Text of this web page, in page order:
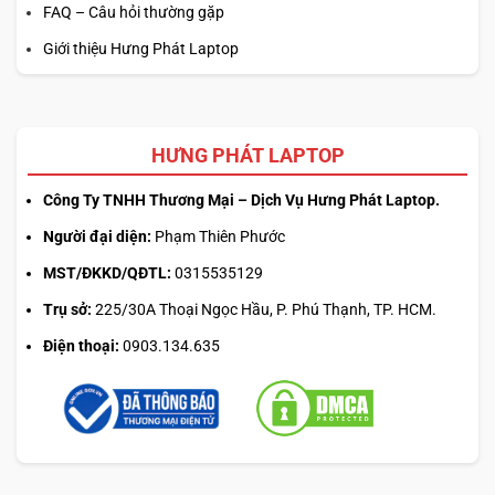
đa dạng, giúp người dùng dễ dàng kết nối với các thiết bị
Cổng kết nối đa dạng:
FAQ – Câu hỏi thường gặp
Giới thiệu Hưng Phát Laptop
HƯNG PHÁT LAPTOP
Công Ty TNHH Thương Mại – Dịch Vụ Hưng Phát Laptop.
Người đại diện: Phạm Thiên Phước
MST/ĐKKD/QĐTL: 0315535129
Trụ sở: 225/30A Thoại Ngọc Hầu, P. Phú Thạnh, TP. HCM.
Điện thoại: 0903.134.635